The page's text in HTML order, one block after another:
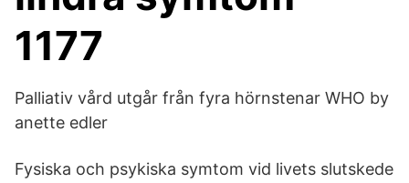
1177
Palliativ vård utgår från fyra hörnstenar WHO by
anette edler
Fysiska och psykiska symtom vid livets slutskede